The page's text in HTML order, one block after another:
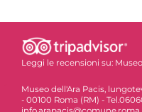
Leggi le recensioni su:
Museo dell'Ara Pacis,
- 00100 Roma (RM) -